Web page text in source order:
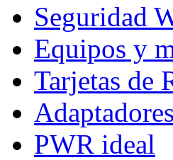
Seguridad
Equipos y
Tarjetas de
PWR ideal